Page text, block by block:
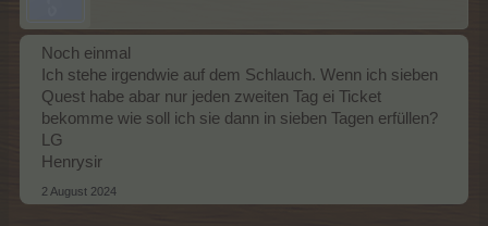
Noch einmal
Ich stehe irgendwie auf dem Schlauch. Wenn ich sieben
Quest habe abar nur jeden zweiten Tag ei Ticket
bekomme wie soll ich sie dann in sieben Tagen erfüllen?
LG
Henrysir
2 August 2024